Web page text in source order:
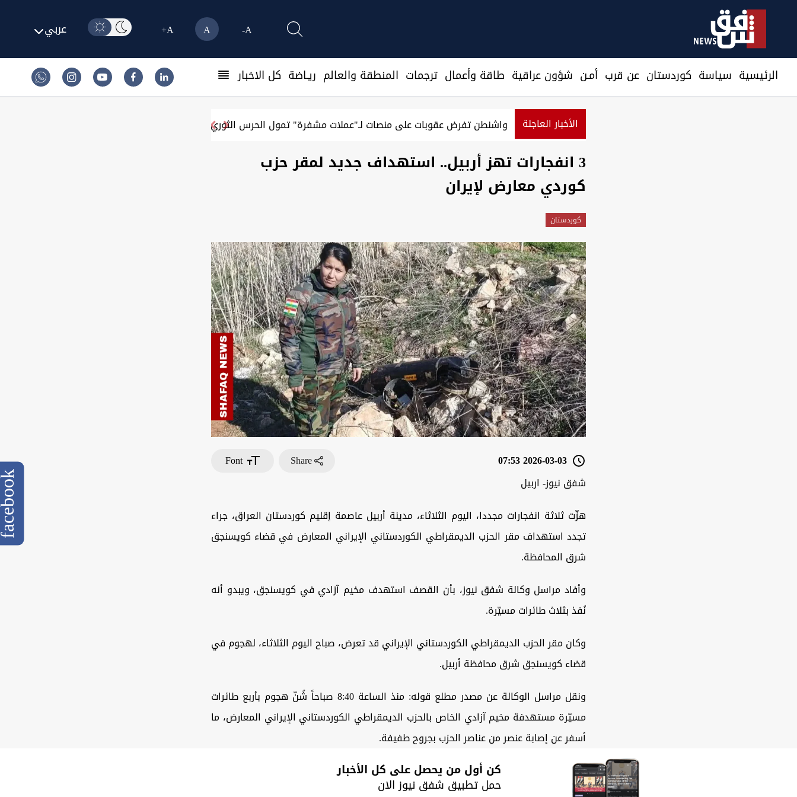
A-
A
A+ عربي
الرئيسية سیاسة كوردستان عن قرب أمـن شؤون عراقية طاقة وأعمال ترجمات المنطقة والعالم ريـاضة كل الاخبار
الأخبار العاجلة واشنطن تفرض عقوبات على منصات لـ"عملات مشفرة" تمول الحرس الثوري
3 انفجارات تهز أربيل.. استهداف جديد لمقر حزب
كوردي معارض لإيران
كوردستان
2026-03-03 07:53
Share
Font
شفق نيوز- اربيل
هزّت ثلاثة انفجارات مجددا، اليوم الثلاثاء، مدينة أربيل عاصمة إقليم كوردستان العراق، جراء
تجدد استهداف مقر الحزب الديمقراطي الكوردستاني الإيراني المعارض في قضاء كويسنجق
شرق المحافظة.
وأفاد مراسل وكالة شفق نيوز، بأن القصف استهدف مخيم آزادي في كويسنجق، ويبدو أنه
نُفذ بثلاث طائرات مسيّرة.
وكان مقر الحزب الديمقراطي الكوردستاني الإيراني قد تعرض، صباح اليوم الثلاثاء، لهجوم في
قضاء كويسنجق شرق محافظة أربيل.
ونقل مراسل الوكالة عن مصدر مطلع قوله: منذ الساعة 8:40 صباحاً شُنّ هجوم بأربع طائرات
مسيّرة مستهدفة مخيم آزادي الخاص بالحزب الديمقراطي الكوردستاني الإيراني المعارض، ما
أسفر عن إصابة عنصر من عناصر الحزب بجروح طفيفة.
كن أول من يحصل على كل الأخبار
حمل تطبيق شفق نيوز الان